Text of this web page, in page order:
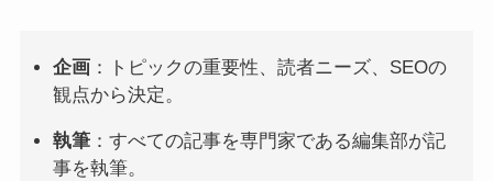
企画 ：トピックの重要性、読者ニーズ、SEOの
観点から決定。
執筆：すべての記事を専門家である編集部が記
事を執筆。